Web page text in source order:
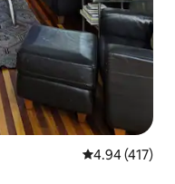
औसत रेटिंग 5 में से
4.94 (417)